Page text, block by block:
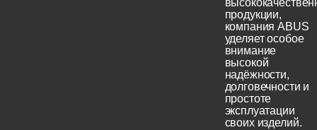
продукции,
компания ABUS
уделяет особое
внимание
высокой
надёжности,
долговечности и
простоте
эксплуатации
своих изделий.